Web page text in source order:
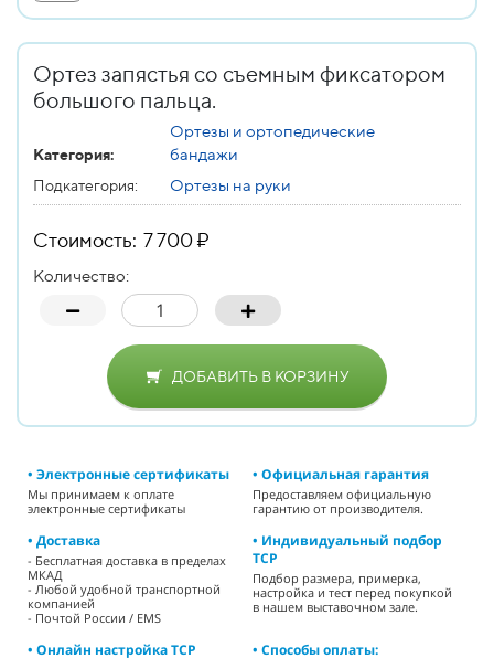
Ортез запястья со съемным фиксатором
большого пальца.
Категория:
Ортезы и ортопедические
бандажи
Подкатегория: Ортезы на руки
Стоимость: 7 700 ₽
Количество:
ДОБАВИТЬ В КОРЗИНУ
• Электронные сертификаты
Мы принимаем к оплате
электронные сертификаты
• Официальная гарантия
Предоставляем официальную
гарантию от производителя.
• Доставка
- Бесплатная доставка в пределах
МКАД
- Любой удобной транспортной
компанией
- Почтой России / EMS
• Индивидуальный подбор
ТСР
Подбор размера, примерка,
настройка и тест перед покупкой
в нашем выставочном зале.
• Онлайн настройка ТСР • Способы оплаты: